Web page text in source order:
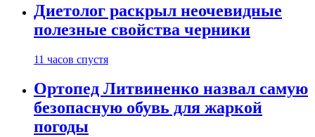
Диетолог раскрыл неочевидные
полезные свойства черники
11 часов спустя
Ортопед Литвиненко назвал самую
безопасную обувь для жаркой
погоды